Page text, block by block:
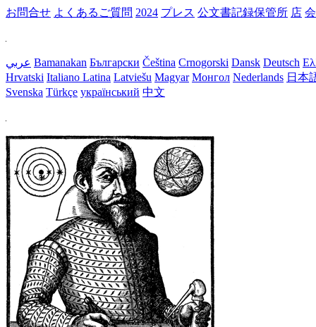
お問合せ よくあるご質問 2024 プレス 公文書記録保管所 店
عربي Bamanakan Български Čeština Crnogorski Dansk Deutsch
Hrvatski Italiano Latina Latviešu Magyar Монгол Nederlands 日本
Svenska Türkçe український 中文